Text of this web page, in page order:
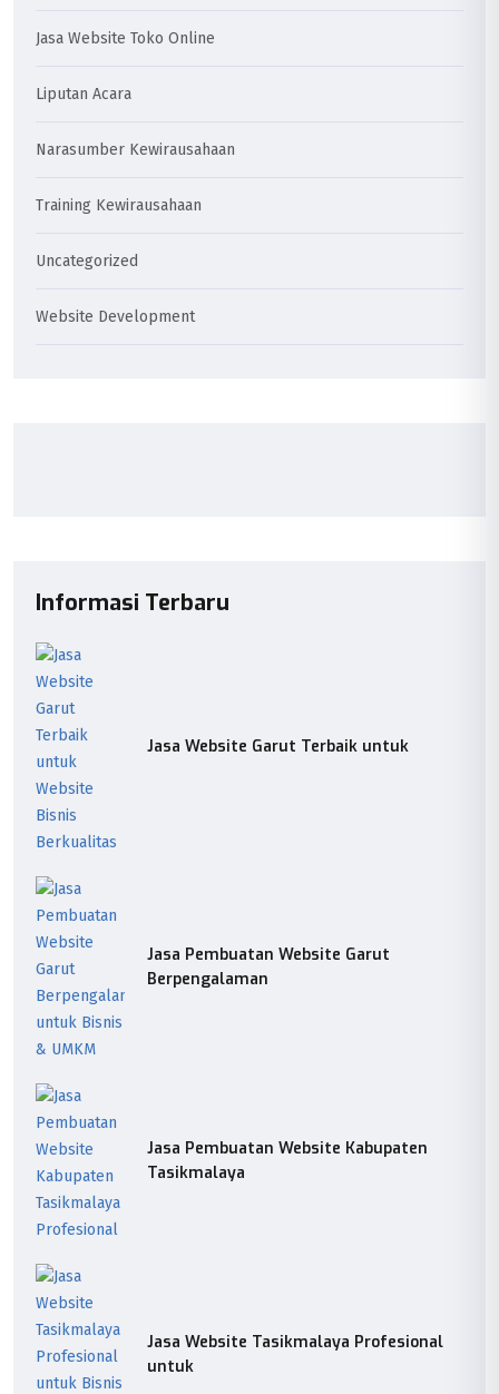
Jasa Website Toko Online
Liputan Acara
Narasumber Kewirausahaan
Training Kewirausahaan
Uncategorized
Website Development
Informasi Terbaru
Jasa Website Garut Terbaik untuk
Jasa Pembuatan Website Garut
Berpengalaman
Jasa Pembuatan Website Kabupaten
Tasikmalaya
Jasa Website Tasikmalaya Profesional
untuk